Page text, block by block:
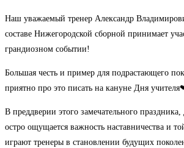
Наш уважаемый тренер Александр
составе Нижегородской сборной принимает
грандиозном событии!
Большая честь и пример для подрастающего
приятно про это писать на кануне Дня
В преддверии этого замечательного
остро ощущается важность наставничества и
играют тренеры в становлении будущих